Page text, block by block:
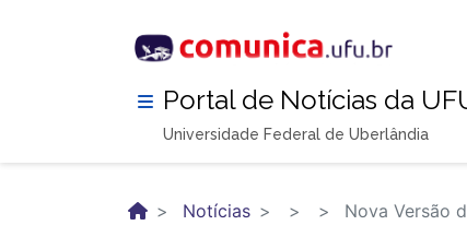
Portal de Notícias da
Universidade Federal de Uberlândia
Notícias Nova Versão